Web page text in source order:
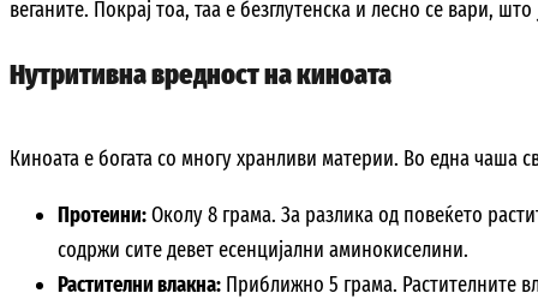
веганите. Покрај тоа, таа е безглутенска и лесно се вари,
Нутритивна вредност на киноата
Киноата е богата со многу хранливи материи. Во една чаша
Протеини:Околу 8 грама. За разлика од повеќето
содржи сите девет есенцијални аминокиселини.
Растителни влакна: Приближно 5 грама. Растителните